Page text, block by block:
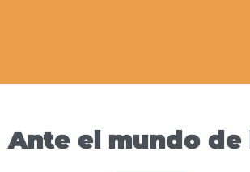
Ante el mundo de